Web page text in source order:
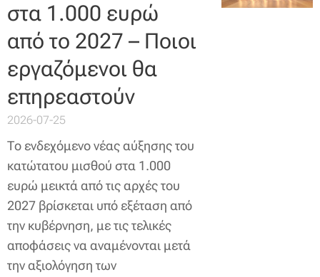
στα 1.000 ευρώ
από το 2027 – Ποιοι
εργαζόμενοι θα
επηρεαστούν
2026-07-25
Το ενδεχόμενο νέας αύξησης του
κατώτατου μισθού στα 1.000
ευρώ μεικτά από τις αρχές του
2027 βρίσκεται υπό εξέταση από
την κυβέρνηση, με τις τελικές
αποφάσεις να αναμένονται μετά
την αξιολόγηση των